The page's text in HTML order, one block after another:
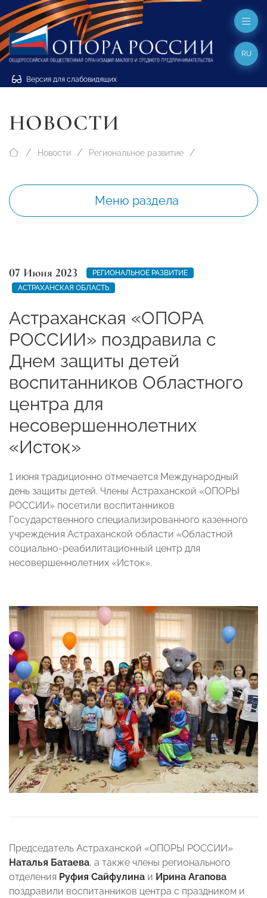
Версия для слабовидящих
RU
НОВОСТИ
Новости Региональное развитие
Меню раздела
07 Июня 2023
РЕГИОНАЛЬНОЕ РАЗВИТИЕ
АСТРАХАНСКАЯ ОБЛАСТЬ
Астраханская «ОПОРА
РОССИИ» поздравила с
Днем защиты детей
воспитанников Областного
центра для
несовершеннолетних
«Исток»
1 июня традиционно отмечается Международный
день защиты детей. Члены Астраханской «ОПОРЫ
РОССИИ» посетили воспитанников
Государственного специализированного казенного
учреждения Астраханской области «Областной
социально-реабилитационный центр для
несовершеннолетних «Исток».
Председатель Астраханской «ОПОРЫ РОССИИ»
Наталья Батаева, а также члены регионального
отделения Руфия Сайфулина и Ирина Агапова
поздравили воспитанников центра с праздником и